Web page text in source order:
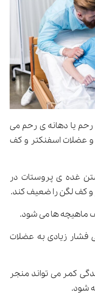
یا دهانه ی رحم می
عضلات اسفنکتر و کف
غده ی پروستات در
و کف لگن را ضعیف کند.
ماهیچه ها می شود.
فشار زیادی به عضلات
کمر می تواند منجر
شود.